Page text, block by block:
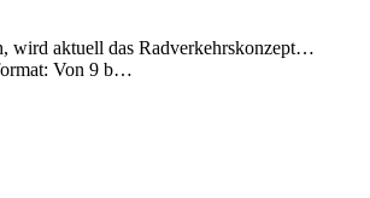
wird aktuell das Radverkehrskonzept…
Von 9 b…